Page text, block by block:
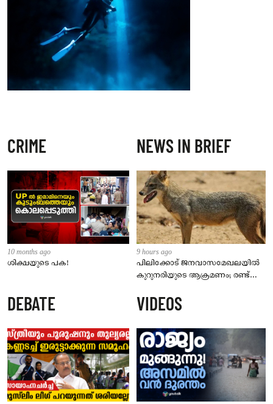
CRIME
10 months ago
ശിക്ഷയുടെ പക!
NEWS IN BRIEF
9 hours ago
പിലിക്കോട് ജനവാസമേഖലയിൽ
കുറുനരിയുടെ ആക്രമണം; രണ്ട്
നിർദേശം നൽകി പഞ്ചായത്ത്
DEBATE VIDEOS